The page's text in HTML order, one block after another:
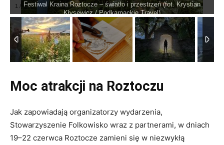
1 / 11
Festiwal Kraina Roztocze – światło i przestrzeń (fot. Krystian
Kłysewicz / Podkarpackie Travel)
Moc atrakcji na Roztoczu
Jak zapowiadają organizatorzy wydarzenia,
Stowarzyszenie Folkowisko wraz z partnerami, w dniach
19–22 czerwca Roztocze zamieni się w niezwykłą